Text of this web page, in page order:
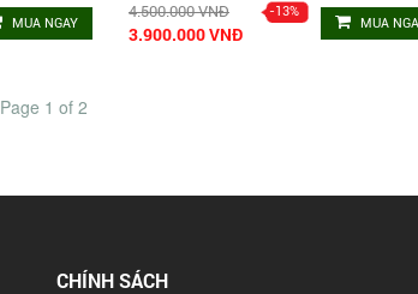
MUA NGAY
4.500.000 VNĐ
3.900.000 VNĐ MUA
Page 1 of 2
CHÍNH SÁCH